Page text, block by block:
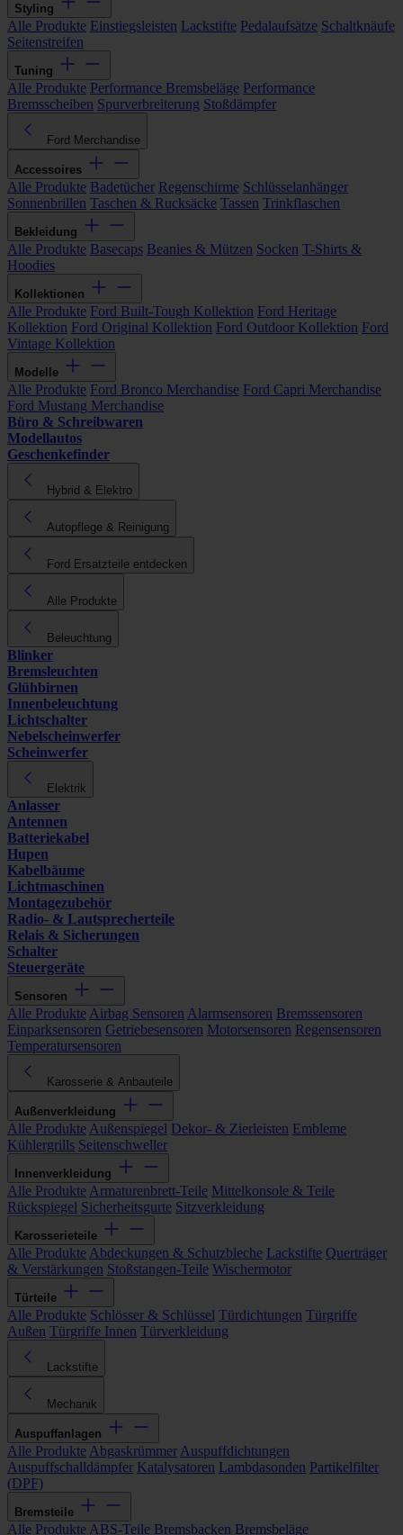
Styling
Alle Produkte Einstiegsleisten Lackstifte Pedalaufsätze Schaltknäufe
Seitenstreifen
Tuning
Alle Produkte Performance Bremsbeläge Performance
Bremsscheiben Spurverbreiterung Stoßdämpfer
Ford Merchandise
Accessoires
Alle Produkte Badetücher Regenschirme Schlüsselanhänger
Sonnenbrillen Taschen & Rucksäcke Tassen Trinkflaschen
Bekleidung
Alle Produkte Basecaps Beanies & Mützen Socken T-Shirts &
Hoodies
Kollektionen
Alle Produkte Ford Built-Tough Kollektion Ford Heritage
Kollektion Ford Original Kollektion Ford Outdoor Kollektion Ford
Vintage Kollektion
Modelle
Alle Produkte Ford Bronco Merchandise Ford Capri Merchandise
Ford Mustang Merchandise
Büro & Schreibwaren
Modellautos
Geschenkefinder
Hybrid & Elektro
Autopflege & Reinigung
Ford Ersatzteile entdecken
Alle Produkte
Beleuchtung
Blinker
Bremsleuchten
Glühbirnen
Innenbeleuchtung
Lichtschalter
Nebelscheinwerfer
Scheinwerfer
Elektrik
Anlasser
Antennen
Batteriekabel
Hupen
Kabelbäume
Lichtmaschinen
Montagezubehör
Radio- & Lautsprecherteile
Relais & Sicherungen
Schalter
Steuergeräte
Sensoren
Alle Produkte Airbag Sensoren Alarmsensoren Bremssensoren
Einparksensoren Getriebesensoren Motorsensoren Regensensoren
Temperatursensoren
Karosserie & Anbauteile
Außenverkleidung
Alle Produkte Außenspiegel Dekor- & Zierleisten Embleme
Kühlergrills Seitenschweller
Innenverkleidung
Alle Produkte Armaturenbrett-Teile Mittelkonsole & Teile
Rückspiegel Sicherheitsgurte Sitzverkleidung
Karosserieteile
Alle Produkte Abdeckungen & Schutzbleche Lackstifte Querträger
& Verstärkungen Stoßstangen-Teile Wischermotor
Türteile
Alle Produkte Schlösser & Schlüssel Türdichtungen Türgriffe
Außen Türgriffe Innen Türverkleidung
Lackstifte
Mechanik
Auspuffanlagen
Alle Produkte Abgaskrümmer Auspuffdichtungen
Auspuffschalldämpfer Katalysatoren Lambdasonden Partikelfilter
(DPF)
Bremsteile
Alle Produkte ABS-Teile Bremsbacken Bremsbeläge